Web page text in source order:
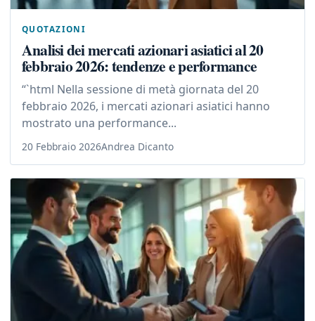
QUOTAZIONI
Analisi dei mercati azionari asiatici al 20
febbraio 2026: tendenze e performance
“`html Nella sessione di metà giornata del 20
febbraio 2026, i mercati azionari asiatici hanno
mostrato una performance...
20 Febbraio 2026Andrea Dicanto